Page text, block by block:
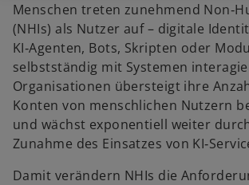
Menschen treten zunehmend
(NHIs) als Nutzer auf – digitale
KI‑Agenten, Bots, Skripten oder
selbstständig mit Systemen
Organisationen übersteigt ihre
Konten von menschlichen Nutzern
und wächst exponentiell weiter
Zunahme des Einsatzes von
Damit verändern NHIs die